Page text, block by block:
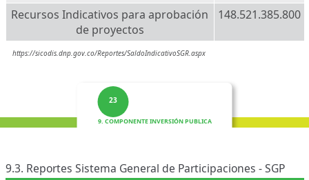
Recursos Indicativos para aprobación
de proyectos
148.521.385.800
https://sicodis.dnp.gov.co/Reportes/SaldoIndicativoSGR.aspx
23
9. COMPONENTE INVERSIÓN PUBLICA
9.3. Reportes Sistema General de Participaciones - SGP